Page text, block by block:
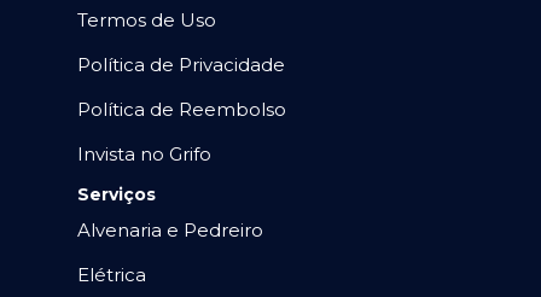
Termos de Uso
Política de Privacidade
Política de Reembolso
Invista no Grifo
Serviços
Alvenaria e Pedreiro
Elétrica